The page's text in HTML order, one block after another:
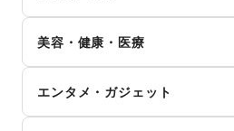
ファッション雑貨
和服・着物
古着
その他ファッション
物産展・マルシェ
キッチンカー・移動販売
野菜・果物・生鮮食品
その他フード・飲食
花・盆栽・ドライフラワー
犬・猫・ペット
日用雑貨
食器・陶磁器
その他インテリア・生活雑貨
定期宅配
リサイクル雑貨・古本
冠婚葬祭
資格・習い事
銀行
住宅ローン
証券・FX
不動産投資
その他金融サービス
ランドセル
学習教材・通信教育
子供向け教室・レッスン
塾・家庭教師
おもちゃ・絵本
美容・健康・医療
ダイエット・健康グッズ
美容・コスメ・香水
エンタメ・ガジェット